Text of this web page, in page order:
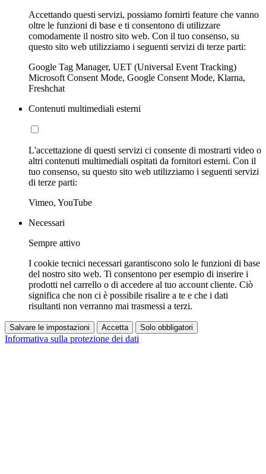
Accettando questi servizi, possiamo fornirti feature che vanno
oltre le funzioni di base e ti consentono di utilizzare
comodamente il nostro sito web. Con il tuo consenso, su
questo sito web utilizziamo i seguenti servizi di terze parti:
Google Tag Manager, UET (Universal Event Tracking)
Microsoft Consent Mode, Google Consent Mode, Klarna,
Freshchat
Contenuti multimediali esterni
L'accettazione di questi servizi ci consente di mostrarti video o
altri contenuti multimediali ospitati da fornitori esterni. Con il
tuo consenso, su questo sito web utilizziamo i seguenti servizi
di terze parti:
Vimeo, YouTube
Necessari
Sempre attivo
I cookie tecnici necessari garantiscono solo le funzioni di base
del nostro sito web. Ti consentono per esempio di inserire i
prodotti nel carrello o di accedere al tuo account cliente. Ciò
significa che non ci è possibile risalire a te e che i dati
risultanti non verranno mai trasmessi a terzi.
Salvare le impostazioni Accetta Solo obbligatori
Informativa sulla protezione dei dati